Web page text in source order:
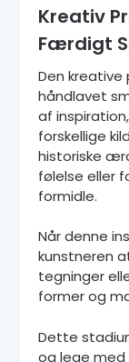
Kreativ
Færdigt
Den
håndlavet
af
forskellige
historiske
følelse eller
formidle.
Når denne
kunstneren
tegninger
former og
Dette
og lege med